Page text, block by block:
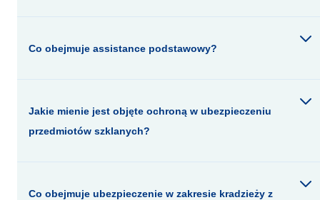
Co obejmuje assistance podstawowy?
Jakie mienie jest objęte ochroną w ubezpieczeniu
przedmiotów szklanych?
Co obejmuje ubezpieczenie w zakresie kradzieży z